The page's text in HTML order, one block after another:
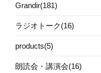
Grandir(181)
ラジオトーク(16)
products(5)
朗読会・講演会(16)